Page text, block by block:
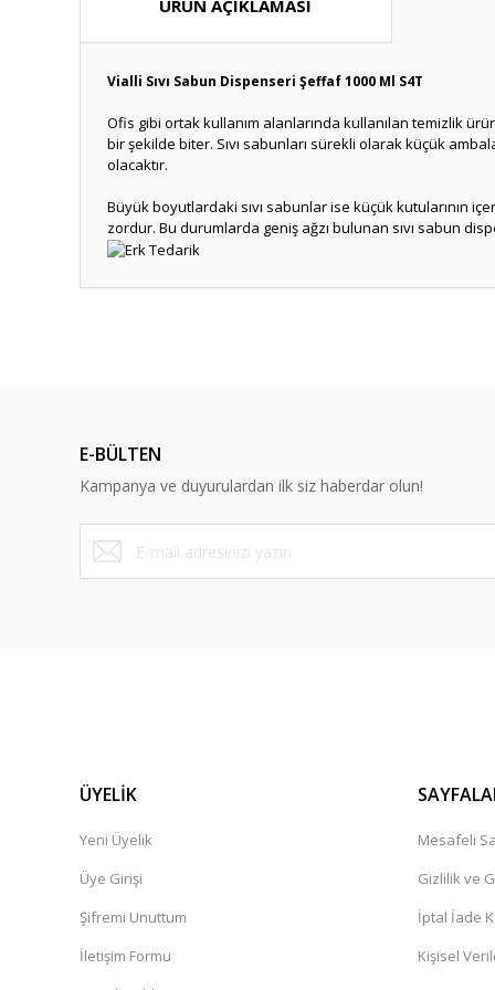
ÜRÜN AÇIKLAMASI
Vialli Sıvı Sabun Dispenseri Şeffaf 1000 Ml S4T
Ofis gibi ortak kullanım alanlarında kullanılan temizlik
bir şekilde biter. Sıvı sabunları sürekli olarak küçük
olacaktır.
Büyük boyutlardaki sıvı sabunlar ise küçük kutularının
zordur. Bu durumlarda geniş ağzı bulunan sıvı sabun
Ürün bilgilerinde hatalar bulunuyor.
Ürün fiyatı diğer sitelerden daha pahalı.
Bu ürüne benzer farklı alternatifler olmalı.
E-BÜLTEN
Kampanya ve duyurulardan ilk siz haberdar olun!
ÜYELİK
Yeni Üyelik
Üye Girişi
Şifremi Unuttum
İletişim Formu
Mesafeli
Gizlilik ve
İptal İade
Kişisel